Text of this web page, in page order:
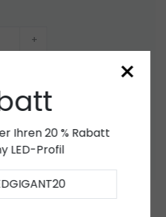
+
hinzufügen
*
×
Ihren 20 % Rabatt
LED-Profil